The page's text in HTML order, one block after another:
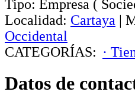
Tipo: Empresa (
Localidad: Cartaya |
Occidental
CATEGORÍAS: ·
Datos de